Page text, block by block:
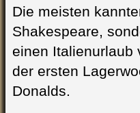
Die meisten
Shakespeare,
einen Italienurlaub
der ersten
Donalds.